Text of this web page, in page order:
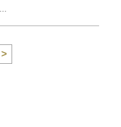
>